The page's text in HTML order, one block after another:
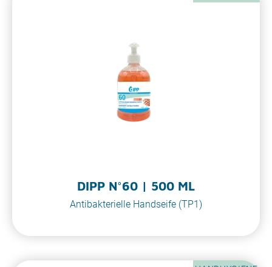
DIPP N°60 | 500 ML
Antibakterielle Handseife (TP1)